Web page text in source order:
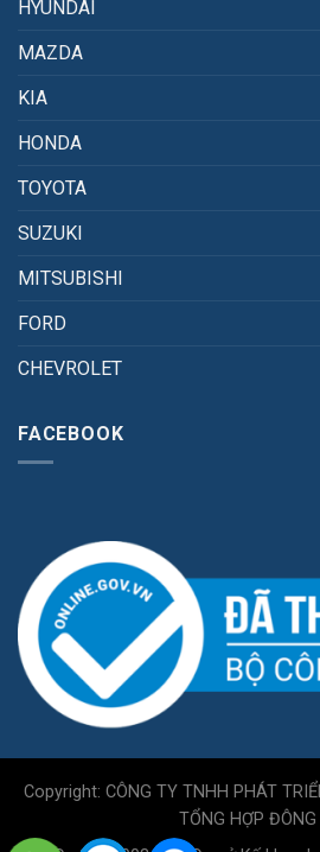
HYUNDAI
MAZDA
KIA
HONDA
TOYOTA
SUZUKI
MITSUBISHI
FORD
CHEVROLET
FACEBOOK
Copyright: CÔNG TY TNHH PHÁT
TỔNG HỢP ĐÔNG